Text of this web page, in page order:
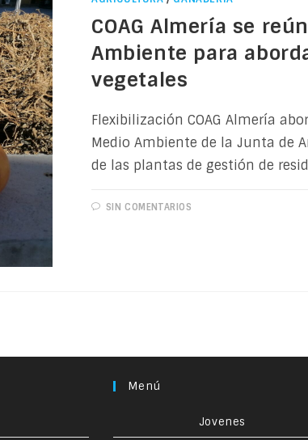
COAG Almería se
Ambiente para
vegetales
Flexibilización COAG Almería
Medio Ambiente de la Junta de
de las plantas de gestión de
SIN COMENTARIOS
Menú
Jovenes